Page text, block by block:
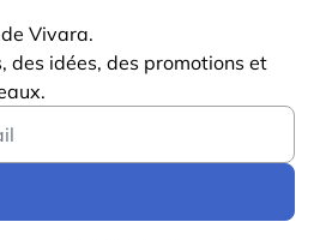
Vivara.
des idées, des promotions et